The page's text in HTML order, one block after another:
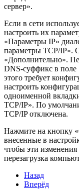
сервер».
Если в сети
настроить их
«Параметры IP»
параметры TCP/IP».
«Дополнительно».
DNS-суффикс в поле
этого требует
настроить
одноименной
TCP/IP». По
TCP/IP отключена.
Нажмите на кнопку
внесенные в
чтобы эти изменения
перезагрузка
Назад
Вперёд